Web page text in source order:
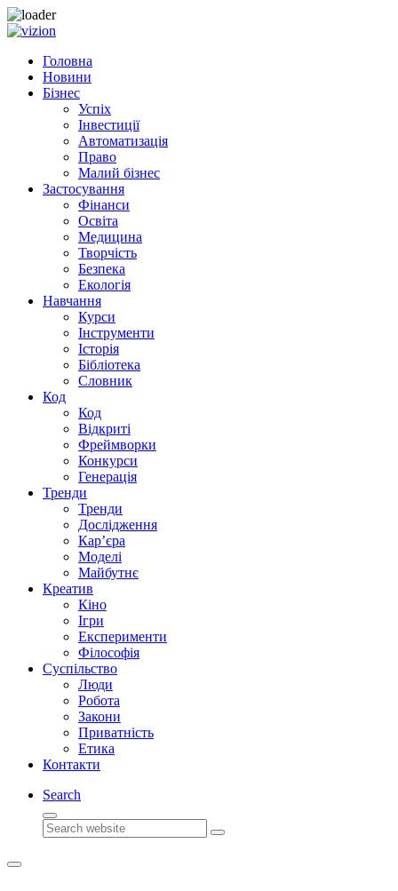
Skip
contentГоловна
Новини
Бізнес
Успіх
Інвестиції
Автоматизація
Право
Малий бізнес
Застосування
Фінанси
Освіта
Медицина
Творчість
Безпека
Екологія
Навчання
Курси
Інструменти
Історія
Бібліотека
Словник
Код
Код
Відкриті
Фреймворки
Конкурси
Генерація
Тренди
Тренди
Дослідження
Кар’єра
Моделі
Майбутнє
Креатив
Кіно
Ігри
Експерименти
Філософія
Суспільство
Люди
Робота
Закони
Приватність
Етика
Контакти
Search
Search